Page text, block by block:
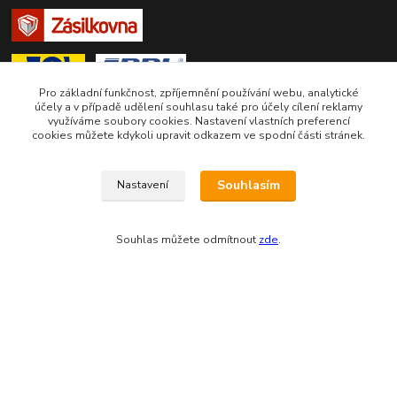
Bohunka Budínová
(Po-Pá - 9:00-17:00hod, So 8:00-12:00hod)
Pro základní funkčnost, zpříjemnění používání webu, analytické
účely a v případě udělení souhlasu také pro účely cílení reklamy
využíváme soubory cookies. Nastavení vlastních preferencí
cookies můžete kdykoli upravit odkazem ve spodní části stránek.
Nastavení Souhlasím
Souhlas můžete odmítnout zde.